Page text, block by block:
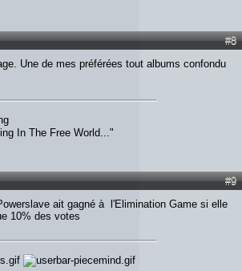
#8
Une de mes préférées tout albums confondu
In The Free World..."
#9
ait gagné à l'Elimination Game si elle
10% des votes